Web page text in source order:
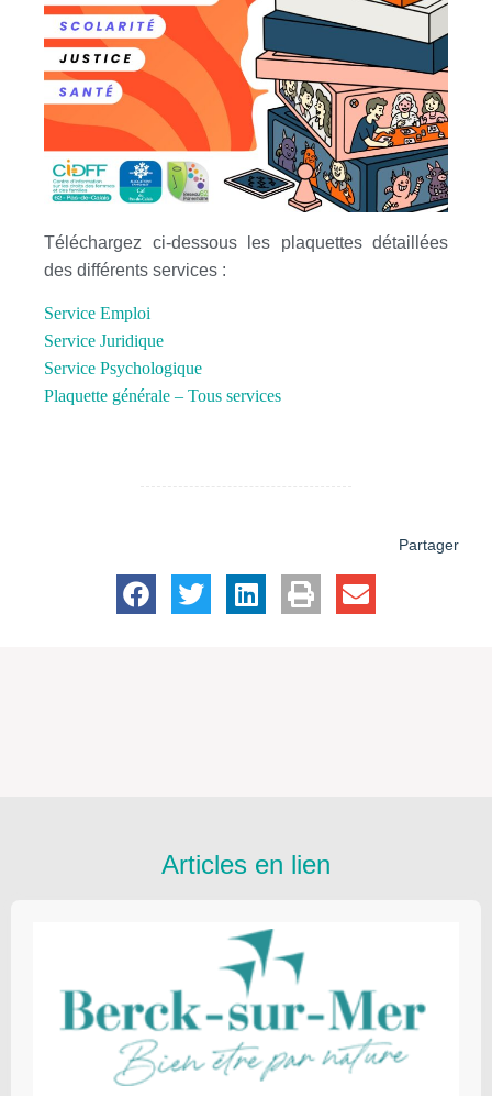
Téléchargez ci-dessous les plaquettes détaillées
des différents services :
Service Emploi
Service Juridique
Service Psychologique
Plaquette générale – Tous services
Partager
Articles en lien